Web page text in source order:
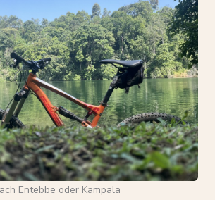
Entebbe oder Kampala